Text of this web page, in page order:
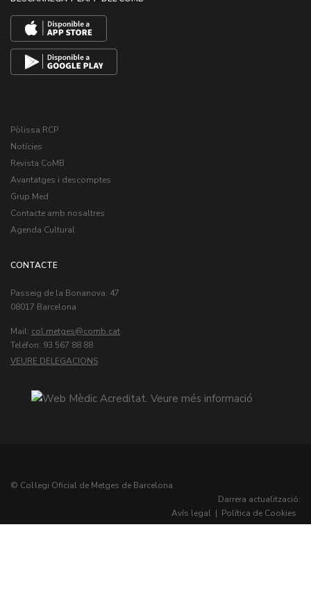
Pòlissa RCP
Notícies
Revista CoMB
Avantatges i descomptes
Grup Med
Contacte amb nosaltres
Agenda Cultural
CONTACTE
Passeig de la Bonanova, 47
08017 Barcelona
Mail: col.metges
Teléfon: 93 567 88 88
VEURE DELEGACIONS
© Col·legi Oficial de Metges de Barcelona
Darrera actualització:
Avís legal | Política de Cookies